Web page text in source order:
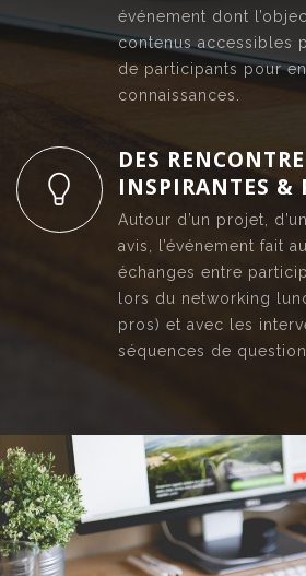
événement dont
contenus accessibles
de participants pour
connaissances.
DES
INSPIRANTES &
Autour d’un projet,
avis, l’événement fait
échanges entre
lors du networking
pros) et avec les
séquences de